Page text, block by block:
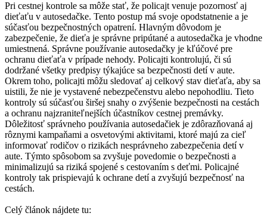
Pri cestnej kontrole sa môže stať, že policajt venuje pozornosť aj
dieťaťu v autosedačke. Tento postup má svoje opodstatnenie a je
súčasťou bezpečnostných opatrení. Hlavným dôvodom je
zabezpečenie, že dieťa je správne pripútané a autosedačka je vhodne
umiestnená. Správne používanie autosedačky je kľúčové pre
ochranu dieťaťa v prípade nehody. Policajti kontrolujú, či sú
dodržané všetky predpisy týkajúce sa bezpečnosti detí v aute.
Okrem toho, policajti môžu sledovať aj celkový stav dieťaťa, aby sa
uistili, že nie je vystavené nebezpečenstvu alebo nepohodliu. Tieto
kontroly sú súčasťou širšej snahy o zvýšenie bezpečnosti na cestách
a ochranu najzraniteľnejších účastníkov cestnej premávky.
Dôležitosť správneho používania autosedačiek je zdôrazňovaná aj
rôznymi kampaňami a osvetovými aktivitami, ktoré majú za cieľ
informovať rodičov o rizikách nesprávneho zabezpečenia detí v
aute. Týmto spôsobom sa zvyšuje povedomie o bezpečnosti a
minimalizujú sa riziká spojené s cestovaním s deťmi. Policajné
kontroly tak prispievajú k ochrane detí a zvyšujú bezpečnosť na
cestách.
Celý článok nájdete tu: